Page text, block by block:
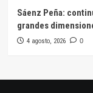
Sáenz Peña:
grandes
4 agosto, 2026 0